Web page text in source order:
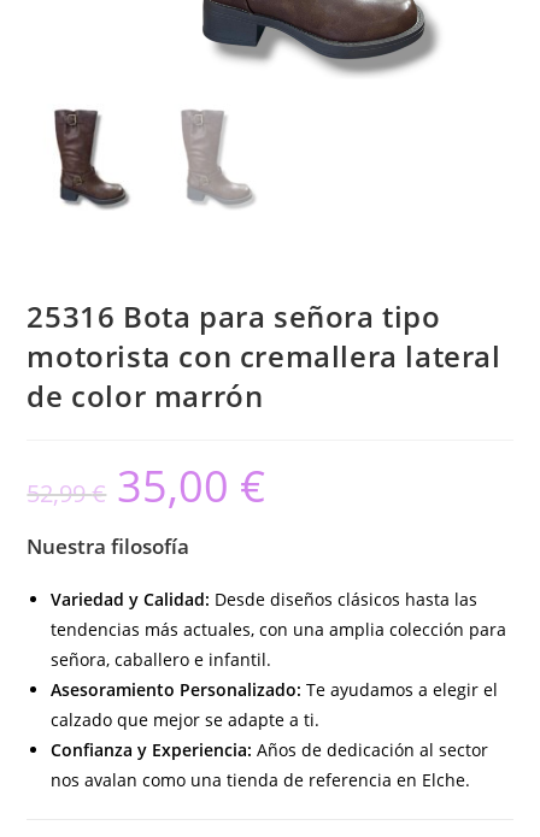
25316 Bota para señora tipo
motorista con cremallera lateral
de color marrón
52,99€
El
precio
original
52,99 €.
35,00 €
Nuestra filosofía
Variedad y Calidad: Desde diseños clásicos hasta las
tendencias más actuales, con una amplia colección para
señora, caballero e infantil.
Asesoramiento Personalizado: Te ayudamos a elegir el
calzado que mejor se adapte a ti.
Confianza y Experiencia: Años de dedicación al sector
nos avalan como una tienda de referencia en Elche.